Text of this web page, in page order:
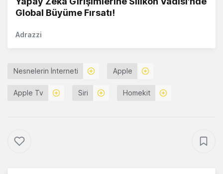
Global Büyüme Fırsatı!
Adrazzi
Nesnelerin İnterneti Apple
Apple Tv Siri Homekit